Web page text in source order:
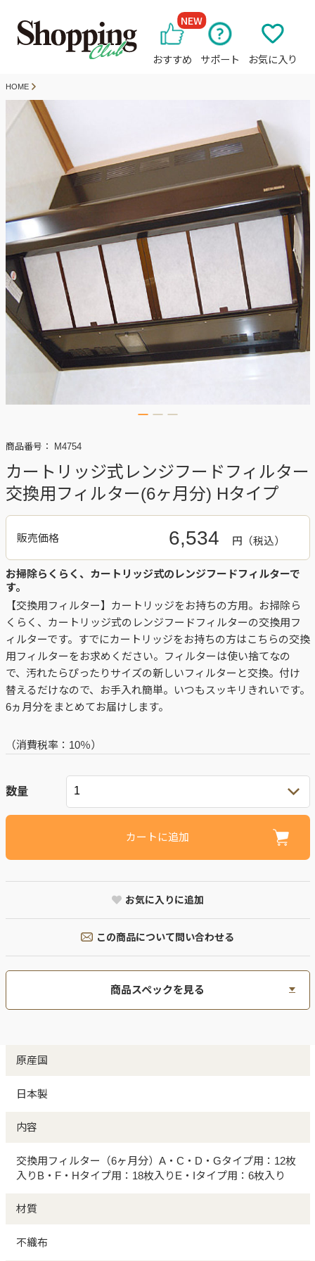
おすすめ
NEW
サポート お気に入り
HOME
商品番号： M4754
カートリッジ式レンジフードフィルター
交換用フィルター(6ヶ月分) Hタイプ
販売価格 6,534 円
お掃除らくらく、カートリッジ式のレンジフードフィルターで
す。
【交換用フィルター】カートリッジをお持ちの方用。お掃除ら
くらく、カートリッジ式のレンジフードフィルターの交換用フ
ィルターです。すでにカートリッジをお持ちの方はこちらの交換
用フィルターをお求めください。フィルターは使い捨てなの
で、汚れたらぴったりサイズの新しいフィルターと交換。付け
替えるだけなので、お手入れ簡単。いつもスッキリきれいです。
6ヵ月分をまとめてお届けします。
（消費税率： 10％）
数量
カートに追加
お気に入りに追加
この商品について問い合わせる
商品スペックを見る
原産国
日本製
内容
交換用フィルター（6ヶ月分）A・C・D・Gタイプ用：12枚
入りB・F・Hタイプ用：18枚入りE・Iタイプ用：6枚入り
材質
不織布